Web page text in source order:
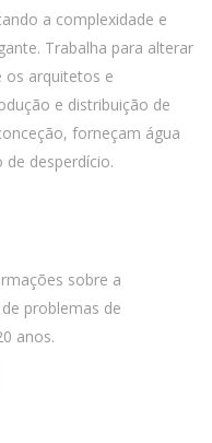
a complexidade e
Trabalha para alterar
os arquitetos e
e distribuição de
forneçam água
desperdício.
sobre a
problemas de
anos.